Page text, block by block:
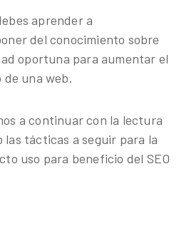
aprender a
del conocimiento sobre
oportuna para aumentar el
una web.
a continuar con la lectura
las tácticas a seguir para la
uso para beneficio del SEO